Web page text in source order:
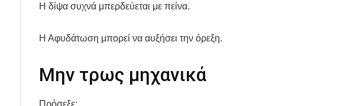
Η δίψα συχνά μπερδεύεται με πείνα.
Η Αφυδάτωση μπορεί να αυξήσει την όρεξη.
Μην τρως μηχανικά